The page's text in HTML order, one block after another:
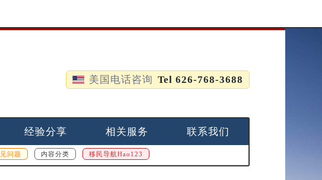
美国电话咨询 Tel 626-768-3688
经验分享 相关服务 联系我们
问题 内容分类 移民导航Hao123